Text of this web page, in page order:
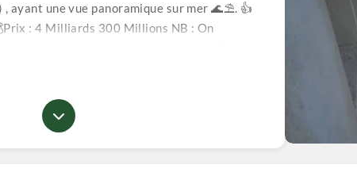
, ayant une vue panoramique sur mer 🌊⛱. 👍
: 4 Milliards 300 Millions NB : On